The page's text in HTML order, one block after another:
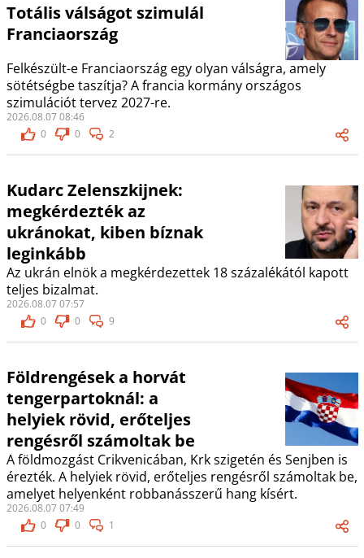
Totális válságot szimulál
Franciaország
Felkészült-e Franciaország egy olyan válságra, amely
sötétségbe taszítja? A francia kormány országos
szimulációt tervez 2027-re.
2026.08.07 08:46
0
0 2
Kudarc Zelenszkijnek:
megkérdezték az
ukránokat, kiben bíznak
leginkább
Az ukrán elnök a megkérdezettek 18 százalékától kapott
teljes bizalmat.
2026.08.07 07:57
0
0 9
Földrengések a horvát
tengerpartoknál: a
helyiek rövid, erőteljes
rengésről számoltak be
A földmozgást Crikvenicában, Krk szigetén és Senjben is
érezték. A helyiek rövid, erőteljes rengésről számoltak be,
amelyet helyenként robbanásszerű hang kísért.
2026.08.07 07:49
0
0 1